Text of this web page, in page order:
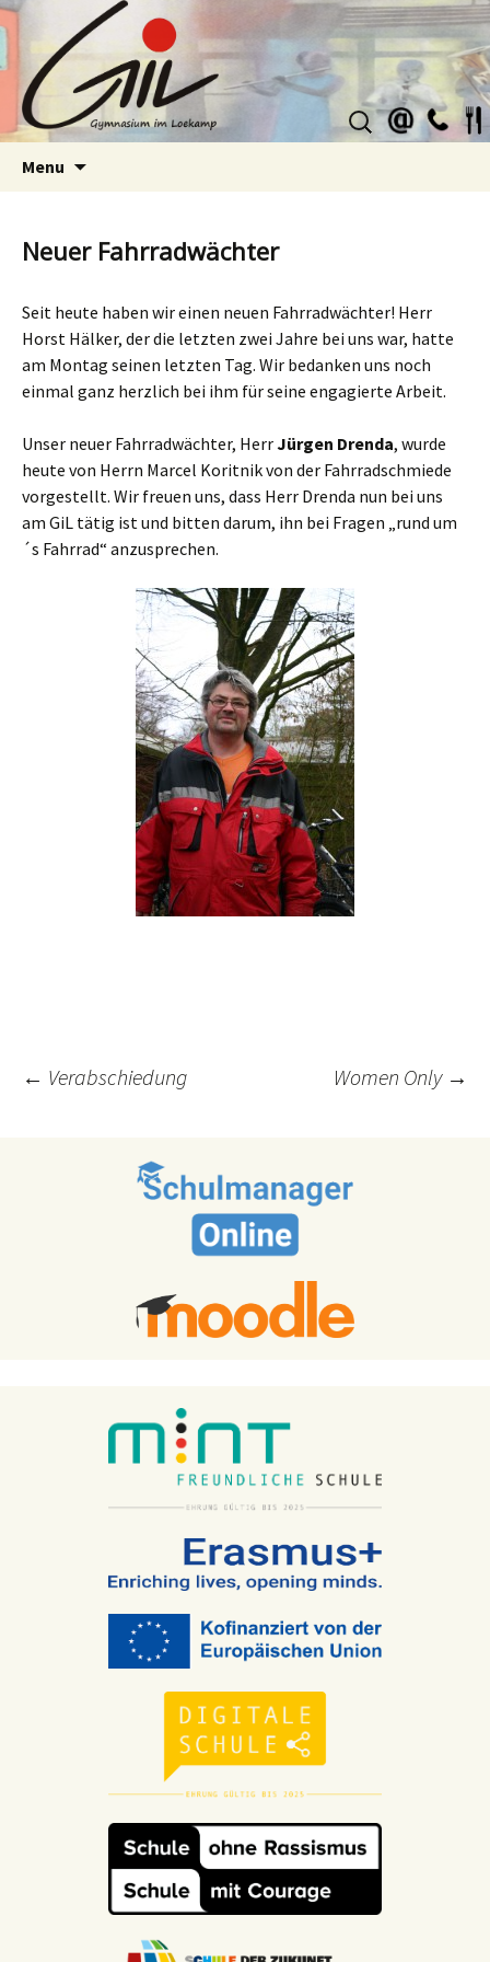
Suchen
nach:
Menu
Neuer Fahrradwächter
Seit heute haben wir einen neuen Fahrradwächter! Herr
Horst Hälker, der die letzten zwei Jahre bei uns war, hatte
am Montag seinen letzten Tag. Wir bedanken uns noch
einmal ganz herzlich bei ihm für seine engagierte Arbeit.
Unser neuer Fahrradwächter, HerrJürgen Drenda, wurde
heute von Herrn Marcel Koritnik von der Fahrradschmiede
vorgestellt. Wir freuen uns, dass Herr Drenda nun bei uns
am GiL tätig ist und bitten darum, ihn bei Fragen „rund um
´s Fahrrad“ anzusprechen.
Post
← Verabschiedung Women Only →